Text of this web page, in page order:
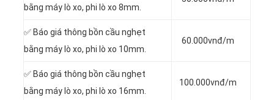
bằng máy lò xo, phi lò xo 8mm.
✅ Báo giá thông bồn cầu nghẹt
bằng máy lò xo, phi lò xo 10mm.
60.000vnđ/m
✅ Báo giá thông bồn cầu nghẹt
bằng máy lò xo, phi lò xo 16mm.
100.000vnđ/m